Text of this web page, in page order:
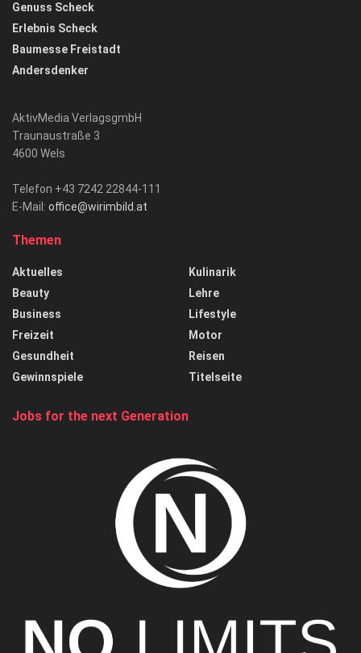
Genuss Scheck
Erlebnis Scheck
Baumesse Freistadt
Andersdenker
AktivMedia VerlagsgmbH
Traunaustraße 3
4600 Wels
Telefon +43 7242 22844-111
E-Mail: office@wirimbild.at
Themen
Aktuelles
Beauty
Business
Freizeit
Gesundheit
Gewinnspiele
Kulinarik
Lehre
Lifestyle
Motor
Reisen
Titelseite
Jobs for the next Generation